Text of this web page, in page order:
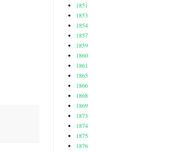
1851
1853
1854
1857
1859
1860
1861
1865
1866
1868
1869
1873
1874
1875
1876